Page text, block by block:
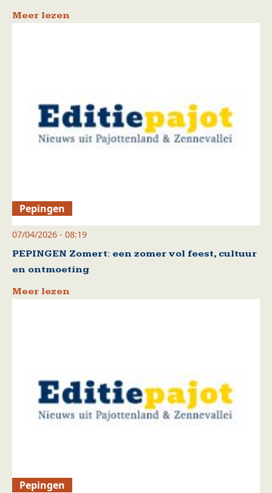
Meer lezen
Pepingen
07/04/2026 - 08:19
PEPINGEN Zomert: een zomer vol feest, cultuur
en ontmoeting
Meer lezen
Pepingen